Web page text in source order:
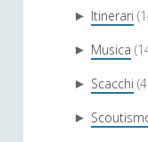
► Itinerari
► Musica
► Scacchi
►